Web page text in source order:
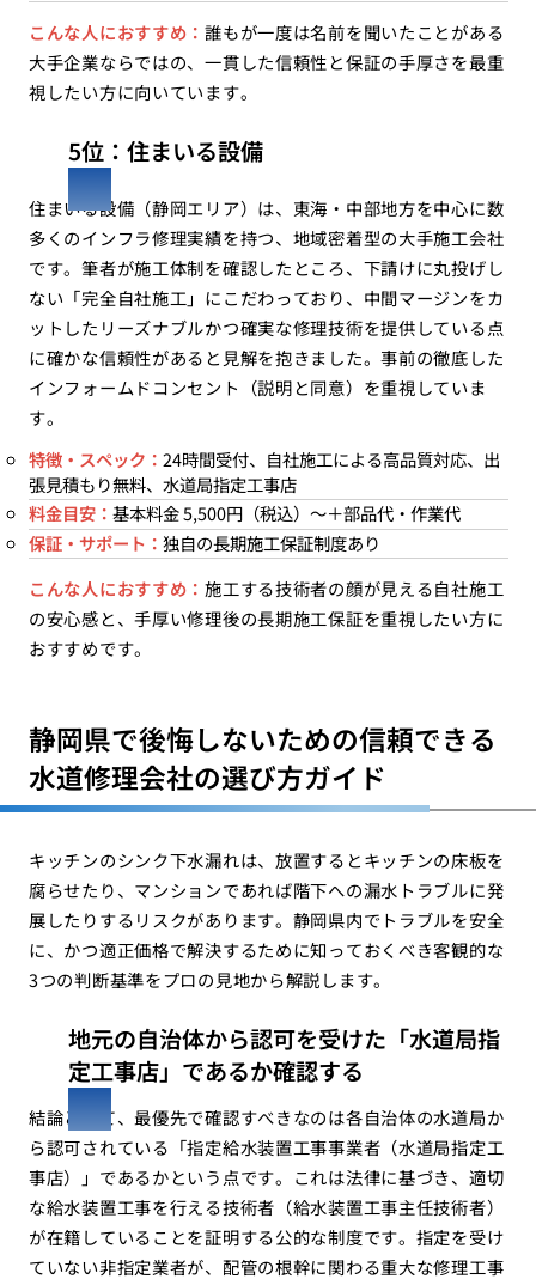
こんな人におすすめ：誰もが一度は名前を聞いたことがある
大手企業ならではの、一貫した信頼性と保証の手厚さを最重
視したい方に向いています。
5位：住まいる設備
住まいる設備（静岡エリア）は、東海・中部地方を中心に数
多くのインフラ修理実績を持つ、地域密着型の大手施工会社
です。筆者が施工体制を確認したところ、下請けに丸投げし
ない「完全自社施工」にこだわっており、中間マージンをカ
ットしたリーズナブルかつ確実な修理技術を提供している点
に確かな信頼性があると見解を抱きました。事前の徹底した
インフォームドコンセント（説明と同意）を重視していま
す。
特徴・スペック： 24時間受付、自社施工による高品質対応、出
張見積もり無料、水道局指定工事店
料金目安： 基本料金 5,500円（税込）〜＋部品代・作業代
保証・サポート： 独自の長期施工保証制度あり
こんな人におすすめ：施工する技術者の顔が見える自社施工
の安心感と、手厚い修理後の長期施工保証を重視したい方に
おすすめです。
静岡県で後悔しないための信頼できる
水道修理会社の選び方ガイド
キッチンのシンク下水漏れは、放置するとキッチンの床板を
腐らせたり、マンションであれば階下への漏水トラブルに発
展したりするリスクがあります。静岡県内でトラブルを安全
に、かつ適正価格で解決するために知っておくべき客観的な
3つの判断基準をプロの見地から解説します。
地元の自治体から認可を受けた「水道局指
定工事店」であるか確認する
結論として、最優先で確認すべきなのは各自治体の水道局か
ら認可されている「指定給水装置工事事業者（水道局指定工
事店）」であるかという点です。これは法律に基づき、適切
な給水装置工事を行える技術者（給水装置工事主任技術者）
が在籍していることを証明する公的な制度です。指定を受け
ていない非指定業者が、配管の根幹に関わる重大な修理工事